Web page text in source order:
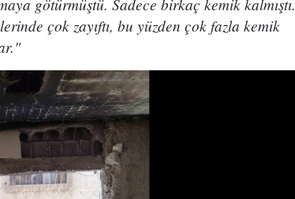
götürmüştü. Sadece birkaç kemik kalmıştı.
çok zayıftı, bu yüzden çok fazla kemik